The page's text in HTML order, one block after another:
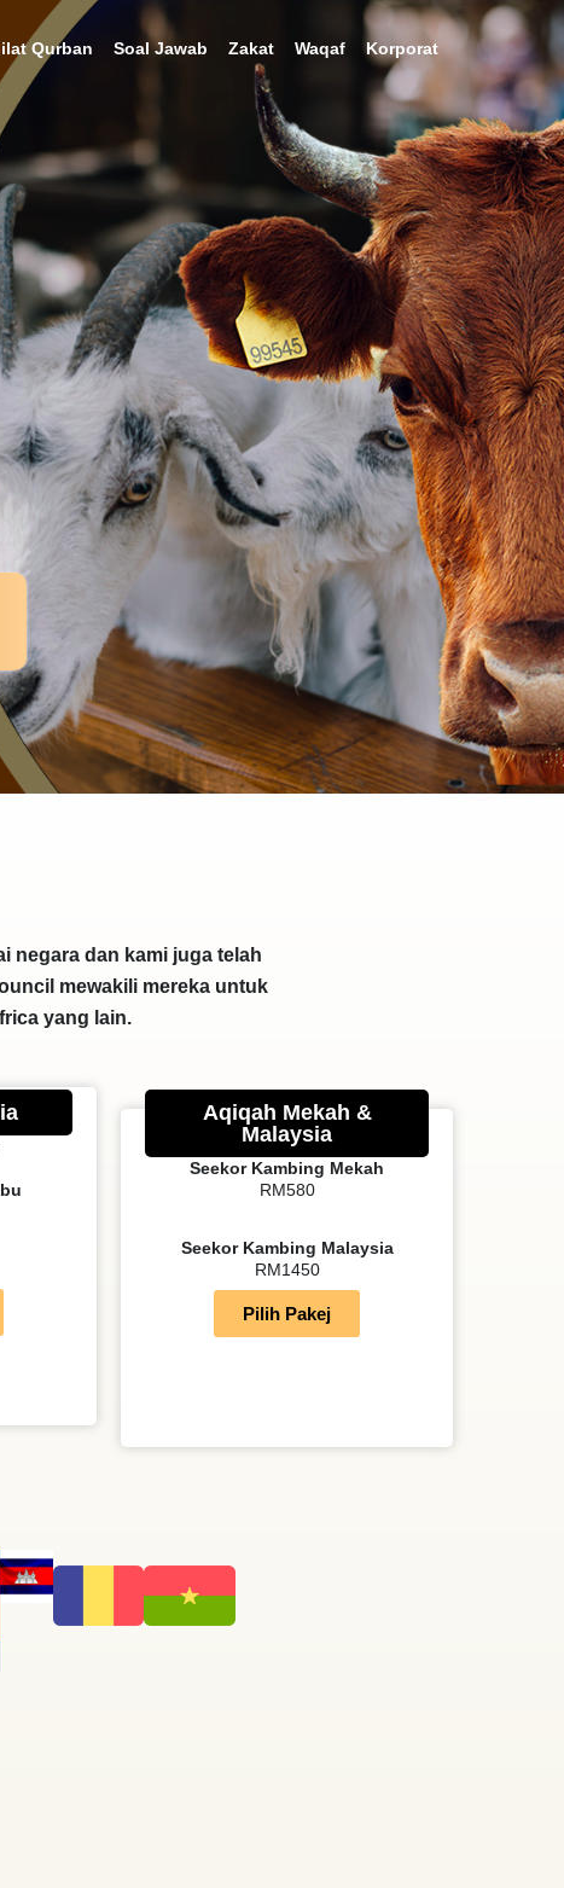
Qurban Soal Jawab Zakat Waqaf Korporat
negara dan kami juga telah
mewakili mereka untuk
yang lain.
Aqiqah Mekah &
Malaysia
Seekor Kambing Mekah
RM580
Seekor Kambing Malaysia
RM1450
Pilih Pakej